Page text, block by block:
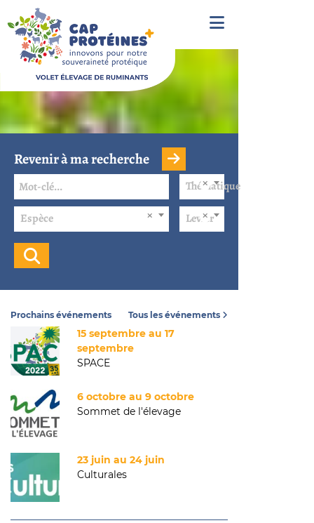
Revenir à ma recherche
Thématique
Espèce Levier
Prochains événements
15 septembre au 17
septembre
SPACE
6 octobre au 9 octobre
Sommet de l'élevage
23 juin au 24 juin
Culturales
Tous les événements